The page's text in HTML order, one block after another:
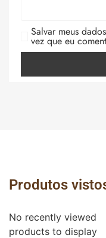
Salvar meus
vez que eu
Produtos
No recently viewed
products to display